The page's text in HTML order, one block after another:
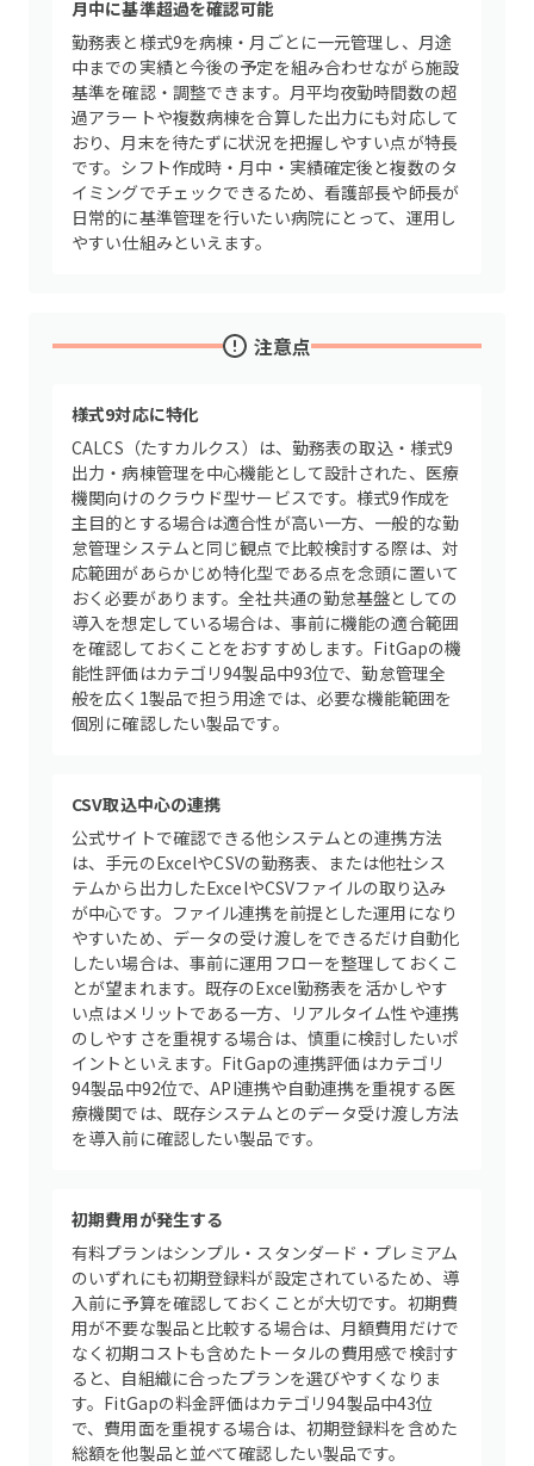
月中に基準超過を確認可能
勤務表と様式9を病棟・月ごとに一元管理し、月途
中までの実績と今後の予定を組み合わせながら施設
基準を確認・調整できます。月平均夜勤時間数の超
過アラートや複数病棟を合算した出力にも対応して
おり、月末を待たずに状況を把握しやすい点が特長
です。シフト作成時・月中・実績確定後と複数のタ
イミングでチェックできるため、看護部長や師長が
日常的に基準管理を行いたい病院にとって、運用し
やすい仕組みといえます。
注意点
様式9対応に特化
CALCS（たすカルクス）は、勤務表の取込・様式9
出力・病棟管理を中心機能として設計された、医療
機関向けのクラウド型サービスです。様式9作成を
主目的とする場合は適合性が高い一方、一般的な勤
怠管理システムと同じ観点で比較検討する際は、対
応範囲があらかじめ特化型である点を念頭に置いて
おく必要があります。全社共通の勤怠基盤としての
導入を想定している場合は、事前に機能の適合範囲
を確認しておくことをおすすめします。FitGapの機
能性評価はカテゴリ94製品中93位で、勤怠管理全
般を広く1製品で担う用途では、必要な機能範囲を
個別に確認したい製品です。
CSV取込中心の連携
公式サイトで確認できる他システムとの連携方法
は、手元のExcelやCSVの勤務表、または他社シス
テムから出力したExcelやCSVファイルの取り込み
が中心です。ファイル連携を前提とした運用になり
やすいため、データの受け渡しをできるだけ自動化
したい場合は、事前に運用フローを整理しておくこ
とが望まれます。既存のExcel勤務表を活かしやす
い点はメリットである一方、リアルタイム性や連携
のしやすさを重視する場合は、慎重に検討したいポ
イントといえます。FitGapの連携評価はカテゴリ
94製品中92位で、API連携や自動連携を重視する医
療機関では、既存システムとのデータ受け渡し方法
を導入前に確認したい製品です。
初期費用が発生する
有料プランはシンプル・スタンダード・プレミアム
のいずれにも初期登録料が設定されているため、導
入前に予算を確認しておくことが大切です。初期費
用が不要な製品と比較する場合は、月額費用だけで
なく初期コストも含めたトータルの費用感で検討す
ると、自組織に合ったプランを選びやすくなりま
す。FitGapの料金評価はカテゴリ94製品中43位
で、費用面を重視する場合は、初期登録料を含めた
総額を他製品と並べて確認したい製品です。